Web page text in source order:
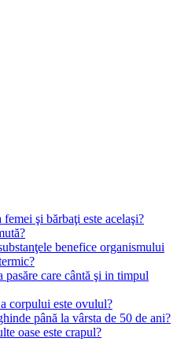
şi bărbaţi este acelaşi?
benefice organismului
care cântă şi in timpul
corpului este ovulul?
până la vârsta de 50 de ani?
oase este crapul?